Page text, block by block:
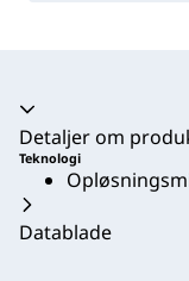
Harmonika
Detaljer om
Teknologi
Datablade